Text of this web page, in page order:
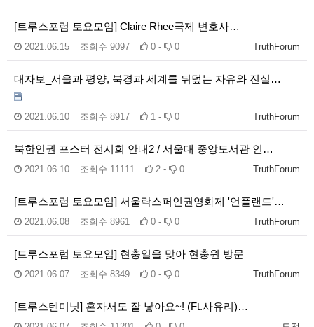
[트루스포럼 토요모임] Claire Rhee국제 변호사…
TruthForum
2021.06.15 조회수 9097 0 - 0
대자보_서울과 평양, 북경과 세계를 뒤덮는 자유와 진실…
TruthForum
2021.06.10 조회수 8917 1 - 0
북한인권 포스터 전시회 안내2 / 서울대 중앙도서관 인…
TruthForum
2021.06.10 조회수 11111 2 - 0
[트루스포럼 토요모임] 서울락스퍼인권영화제 '언플랜드'…
TruthForum
2021.06.08 조회수 8961 0 - 0
[트루스포럼 토요모임] 현충일을 맞아 현충원 방문
TruthForum
2021.06.07 조회수 8349 0 - 0
[트루스텐미닛] 혼자서도 잘 낳아요~! (Ft.사유리)…